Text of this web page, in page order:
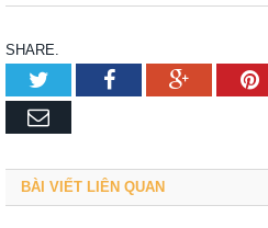
SHARE.
TwitterFacebookGoogle+
Email
BÀI VIẾT LIÊN QUAN